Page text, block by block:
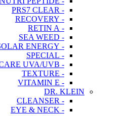
- PRS7 CLEAR
- RECOVERY
- RETIN A
- SEA WEED
- SOLAR ENERGY
- SPECIAL
- SUN CARE UVA/UVB
- TEXTURE
- VITAMIN E
DR. KLEIN
- CLEANSER
- EYE & NECK